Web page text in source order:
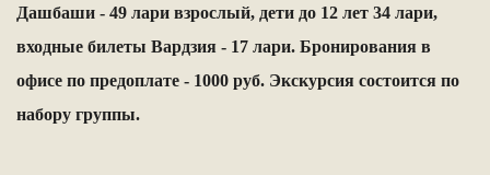
Дашбаши - 49 лари взрослый, дети до 12 лет 34 лари,
входные билеты Вардзия - 17 лари. Бронирования в
офисе по предоплате - 1000 руб. Экскурсия состоится по
набору группы.